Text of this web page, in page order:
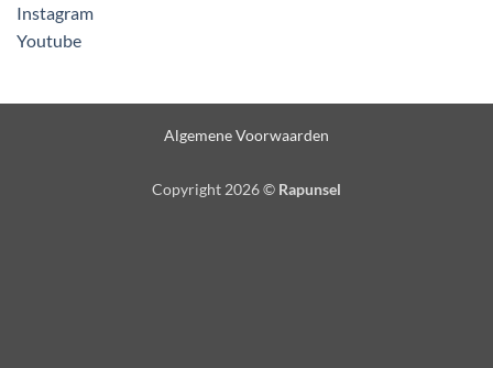
Instagram
Youtube
Algemene Voorwaarden
Copyright 2026 © Rapunsel